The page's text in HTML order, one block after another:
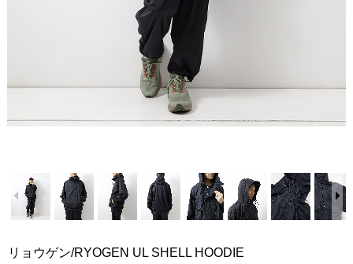
リョウゲン/RYOGEN UL SHELL HOODIE